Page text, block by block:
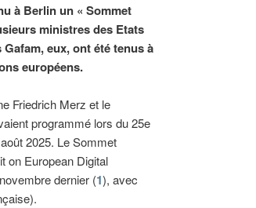
à Berlin un « Sommet
ministres des Etats
eux, ont été tenus à
européens.
Friedrich Merz et le
programmé lors du 25e
2025. Le Sommet
on European Digital
dernier (1), avec